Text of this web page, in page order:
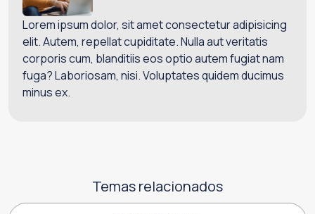
Lorem ipsum dolor, sit amet consectetur adipisicing
elit. Autem, repellat cupiditate. Nulla aut veritatis
corporis cum, blanditiis eos optio autem fugiat nam
fuga? Laboriosam, nisi. Voluptates quidem ducimus
minus ex.
Temas relacionados